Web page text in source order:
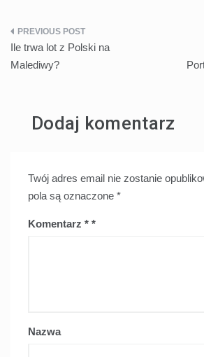
Nawigacja
wpisu
Ile trwa lot z Polski na
Malediwy?
Dodaj komentarz
Twój adres email nie zostanie
pola są oznaczone *
Komentarz *
Nazwa